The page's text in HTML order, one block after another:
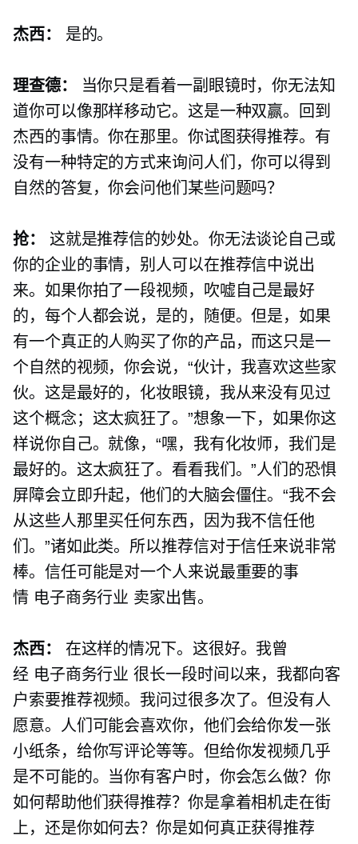
杰西： 是的。
理查德：
当你只是看着一副眼镜时，你无法知
道你可以像那样移动它。这是一种双赢。回到
杰西的事情。你在那里。你试图获得推荐。有
没有一种特定的方式来询问人们，你可以得到
自然的答复，你会问他们某些问题吗？
抢：
这就是推荐信的妙处。你无法谈论自己或
你的企业的事情，别人可以在推荐信中说出
来。如果你拍了一段视频，吹嘘自己是最好
的，每个人都会说，是的，随便。但是，如果
有一个真正的人购买了你的产品，而这只是一
个自然的视频，你会说，“伙计，我喜欢这些家
伙。这是最好的，化妆眼镜，我从来没有见过
这个概念；这太疯狂了。”想象一下，如果你这
样说你自己。就像，“嘿，我有化妆师，我们是
最好的。这太疯狂了。看看我们。”人们的恐惧
屏障会立即升起，他们的大脑会僵住。“我不会
从这些人那里买任何东西，因为我不信任他
们。”诸如此类。所以推荐信对于信任来说非常
棒。信任可能是对一个人来说最重要的事
情 电子商务行业 卖家出售。
杰西：
在这样的情况下。这很好。我曾
经 电子商务行业 很长一段时间以来，我都向客
户索要推荐视频。我问过很多次了。但没有人
愿意。人们可能会喜欢你，他们会给你发一张
小纸条，给你写评论等等。但给你发视频几乎
是不可能的。当你有客户时，你会怎么做？你
如何帮助他们获得推荐？你是拿着相机走在街
上，还是你如何去？你是如何真正获得推荐